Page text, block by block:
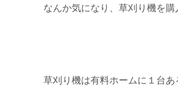
なんか気になり、草刈り機を購
草刈り機は有料ホームに１台